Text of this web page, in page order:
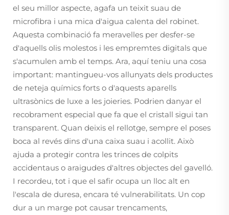
el seu millor aspecte, agafa un teixit suau de
microfibra i una mica d'aigua calenta del robinet.
Aquesta combinació fa meravelles per desfer-se
d'aquells olis molestos i les empremtes digitals que
s'acumulen amb el temps. Ara, aquí teniu una cosa
important: mantingueu-vos allunyats dels productes
de neteja químics forts o d'aquests aparells
ultrasònics de luxe a les joieries. Podrien danyar el
recobrament especial que fa que el cristall sigui tan
transparent. Quan deixis el rellotge, sempre el poses
boca al revés dins d'una caixa suau i acollit. Això
ajuda a protegir contra les trinces de colpits
accidentaus o araigudes d'altres objectes del gavelló.
I recordeu, tot i que el safir ocupa un lloc alt en
l'escala de duresa, encara té vulnerabilitats. Un cop
dur a un marge pot causar trencaments,